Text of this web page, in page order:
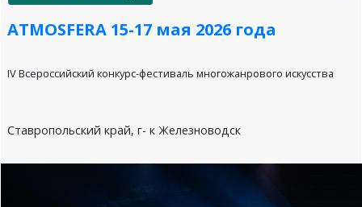
АТМОSFERA 15-17 мая 2026 года
IV Всероссийский конкурс-фестиваль многожанрового искусства
Ставропольский край, г- к Железноводск